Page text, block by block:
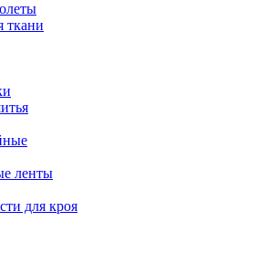
ткани
ленты
для кроя